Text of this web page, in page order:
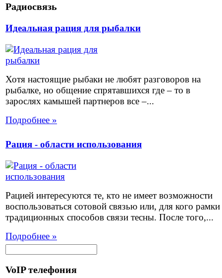
Радиосвязь
Идеальная рация для рыбалки
Хотя настоящие рыбаки не любят разговоров на
рыбалке, но общение спрятавшихся где – то в
зарослях камышей партнеров все –...
Подробнее »
Рация - области использования
Рацией интересуются те, кто не имеет возможности
воспользоваться сотовой связью или, для кого рамки
традиционных способов связи тесны. После того,...
Подробнее »
VoIP телефония